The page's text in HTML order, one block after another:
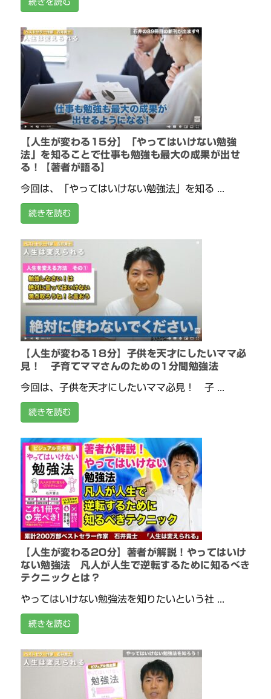
続きを読む
【人生が変わる15分】「やってはいけない勉強
法」を知ることで仕事も勉強も最大の成果が出せ
る！【著者が語る】
今回は、「やってはいけない勉強法」を知る ...
続きを読む
【人生が変わる18分】子供を天才にしたいママ必
見！ 子育てママさんのための1分間勉強法
今回は、子供を天才にしたいママ必見！ 子 ...
続きを読む
【人生が変わる20分】著者が解説！やってはいけ
ない勉強法 凡人が人生で逆転するために知るべき
テクニックとは？
やってはいけない勉強法を知りたいという社 ...
続きを読む